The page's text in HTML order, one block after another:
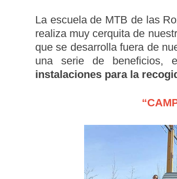
La escuela de MTB de las
realiza muy cerquita de
que se desarrolla fuera de
una serie de beneficios,
instalaciones para la